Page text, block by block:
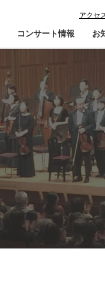
アクセ
コンサート情報
チケット購入ガイド
鑑賞会員入会
定期演奏会アーカイブ
お